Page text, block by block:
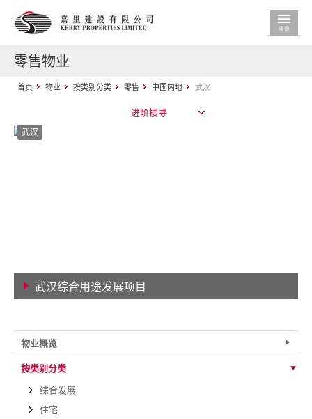
零售物业
首页 物业 按类别分类 零售 中国内地 武汉
进阶搜寻
武汉
武汉综合用途发展项目
物业概览
按类别分类
综合发展
住宅